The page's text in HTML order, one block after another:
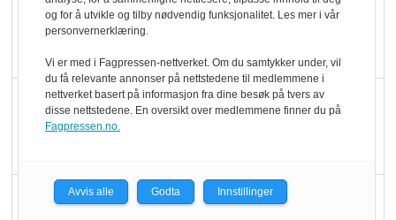
Potetball, kylling og 98
KBS-bransjen i
Vokser med ferdigmat
og for å utvikle og tilby nødvendig funksjonalitet. Les mer i vår
personvernerklæring.
Vi er med i Fagpressen-nettverket. Om du samtykker under, vil
du få relevante annonser på nettstedene til medlemmene i
nettverket basert på informasjon fra dine besøk på tvers av
disse nettstedene. En oversikt over medlemmene finner du på
Fagpressen.no.
Avvis alle Godta Innstillinger